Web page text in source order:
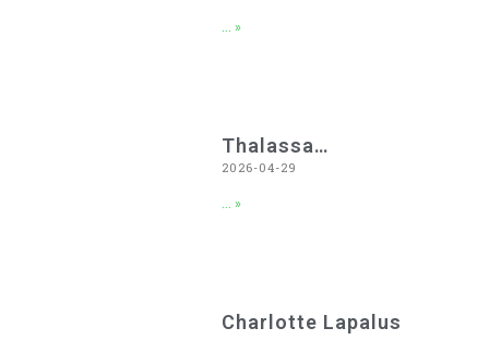
... »
Thalassa…
2026-04-29
... »
Charlotte Lapalus